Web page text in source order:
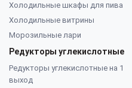
Холодильные шкафы для пива
Холодильные витрины
Морозильные лари
Редукторы углекислотные
Редукторы углекислотные на 1
выход